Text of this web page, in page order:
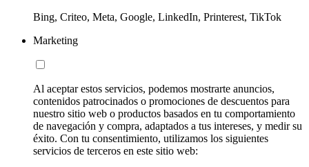
Bing, Criteo, Meta, Google, LinkedIn, Printerest, TikTok
Marketing
Al aceptar estos servicios, podemos mostrarte anuncios,
contenidos patrocinados o promociones de descuentos para
nuestro sitio web o productos basados en tu comportamiento
de navegación y compra, adaptados a tus intereses, y medir su
éxito. Con tu consentimiento, utilizamos los siguientes
servicios de terceros en este sitio web: